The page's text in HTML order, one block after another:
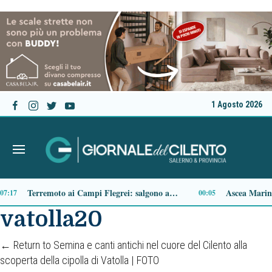
1 Agosto 2026
Gli uomini dell’Artiglio, gli eroi del mare che sfidarono gli abissi 14:34
vatolla20
← Return to Semina e canti antichi nel cuore del Cilento alla
scoperta della cipolla di Vatolla | FOTO